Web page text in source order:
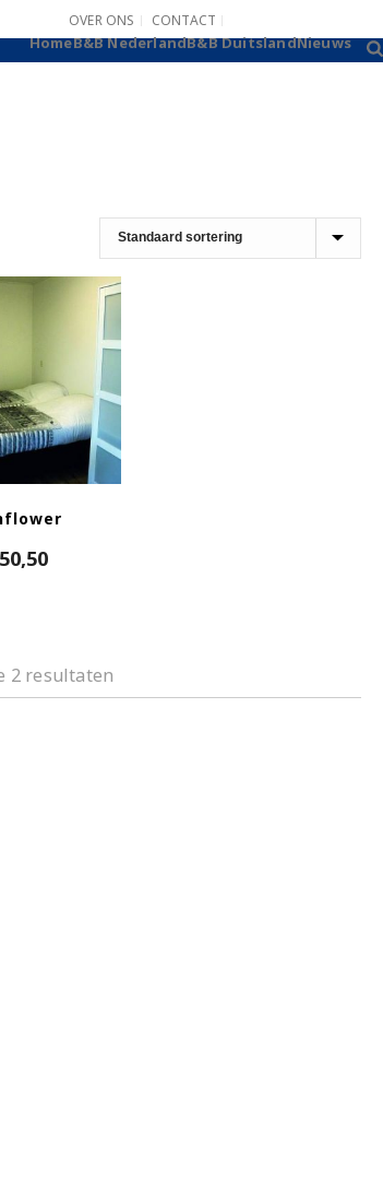
OVER ONS CONTACT
HomeB&B NederlandB&B DuitslandNieuws
50,50
2 resultaten